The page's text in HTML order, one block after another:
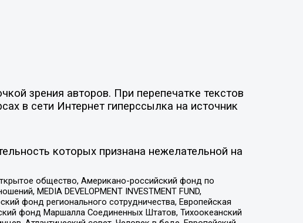
зрения авторов. При перепечатке текстов
в сети Интернет гиперссылка на источник
которых признана нежелательной на
общество, Американо-российский фонд по
MEDIA DEVELOPMENT INVESTMENT FUND,
фонд регионального сотрудничества, Европейская
фонд Маршалла Соединенных Штатов, Тихоокеанский